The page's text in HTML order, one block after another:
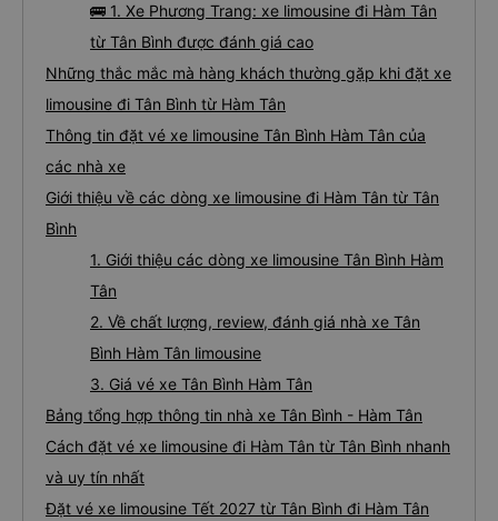
🚌 1. Xe Phương Trang: xe limousine đi Hàm Tân
từ Tân Bình được đánh giá cao
Những thắc mắc mà hàng khách thường gặp khi đặt xe
limousine đi Tân Bình từ Hàm Tân
Thông tin đặt vé xe limousine Tân Bình Hàm Tân của
các nhà xe
Giới thiệu về các dòng xe limousine đi Hàm Tân từ Tân
Bình
1. Giới thiệu các dòng xe limousine Tân Bình Hàm
Tân
2. Về chất lượng, review, đánh giá nhà xe Tân
Bình Hàm Tân limousine
3. Giá vé xe Tân Bình Hàm Tân
Bảng tổng hợp thông tin nhà xe Tân Bình - Hàm Tân
Cách đặt vé xe limousine đi Hàm Tân từ Tân Bình nhanh
và uy tín nhất
Đặt vé xe limousine Tết 2027 từ Tân Bình đi Hàm Tân